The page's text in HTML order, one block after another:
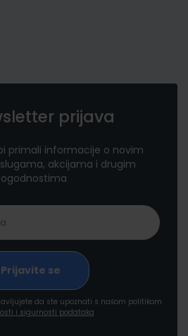
prijava
primali informacije o novim
akcijama i drugim
da ste upoznati s našom politikom
i sigurnosti podataka